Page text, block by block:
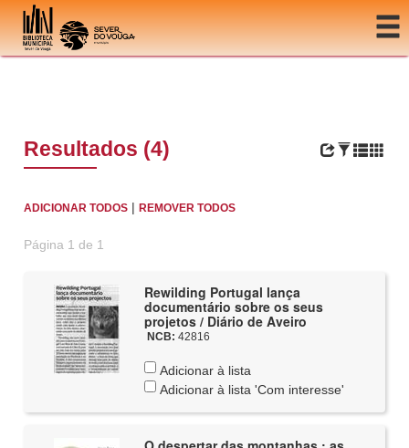
Ir para o conteúdo
Resultados (4)
ADICIONAR TODOS |REMOVER TODOS
Página 1 de 1
Rewilding Portugal lança
documentário sobre os seus
projetos / Diário de Aveiro
NCB: 42816
Adicionar à lista
Adicionar à lista 'Com interesse'